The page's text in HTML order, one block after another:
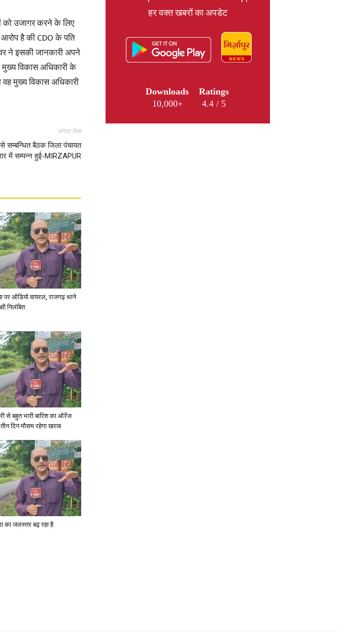
को उजागर करने के लिए
आरोप है की CDO के पति
ने इसकी जानकारी अपने
मुख्य विकास अधिकारी के
मुख्य विकास अधिकारी
अगला लेख
से सम्बन्धित बैठक जिला पंचायत
में सम्पन्न हुई-MIRZAPUR
पर ऑडियो वायरल, राजगढ़ थाने
निलंबित
से बहुत भारी बारिश का ऑरेंज
दिन मौसम रहेगा खराब
का जलस्तर बढ़ रहा है
हर वक्त खबरों का अपडेट
Downloads
10,000+
Ratings
4.4 / 5